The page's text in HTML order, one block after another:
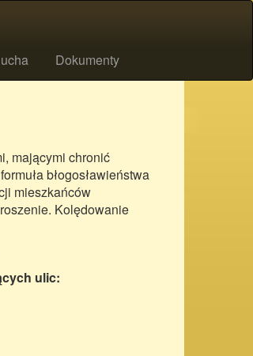
Dokumenty
mającymi chronić
błogosławieństwa
mieszkańców
Kolędowanie
ulic: